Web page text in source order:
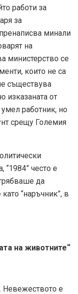
работи за
за
минали
на
министерство се
които не са
съществува
изказаната от
работник, но
срещу Големия
“1984” често е
да
“наръчник”, в
на животните“
Невежеството е